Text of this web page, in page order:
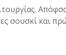
σουσκί και